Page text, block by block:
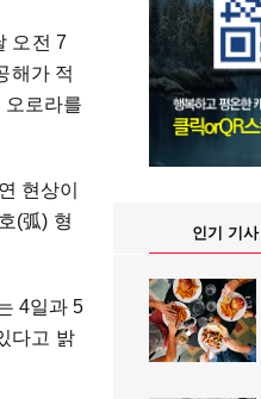
오전 7
해가 적
오로라를
현상이
(弧) 형
4일과 5
다고 밝
인기 기사